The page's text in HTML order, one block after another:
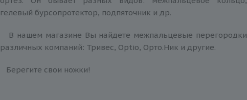
гелевый бурсопротектор, подпяточник и др.
В нашем магазине Вы найдете межпальцевые перегородки
различных компаний: Тривес, Optio, Орто.Ник и другие.
Берегите свои ножки!